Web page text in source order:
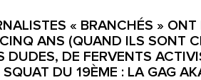
« BRANCHÉS »
ANS (QUAND ILS SONT
DUDES, DE FERVENTS
DU 19ÈME : LA GAG